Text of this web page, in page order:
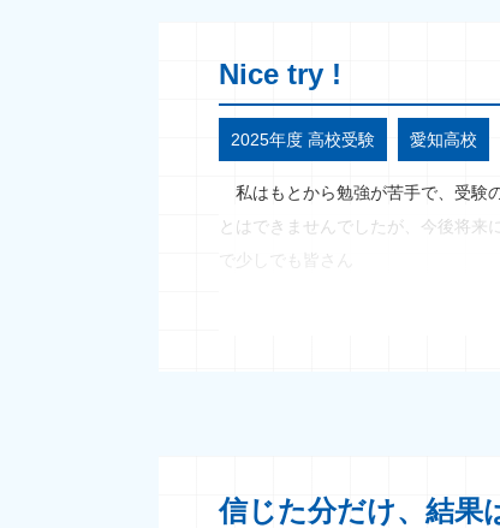
Nice try !
2025年度 高校受験 愛知高校
私はもとから勉強が苦手で、受験
とはできませんでしたが、今後将来
で少しでも皆さん
信じた分だけ、結果